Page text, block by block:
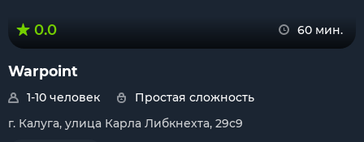
0.0 60 мин.
Warpoint
1-10 человек
Простая сложность
г. Калуга, улица Карла Либкнехта, 29с9